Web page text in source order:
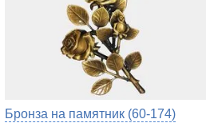
Бронза на памятник (60-174)